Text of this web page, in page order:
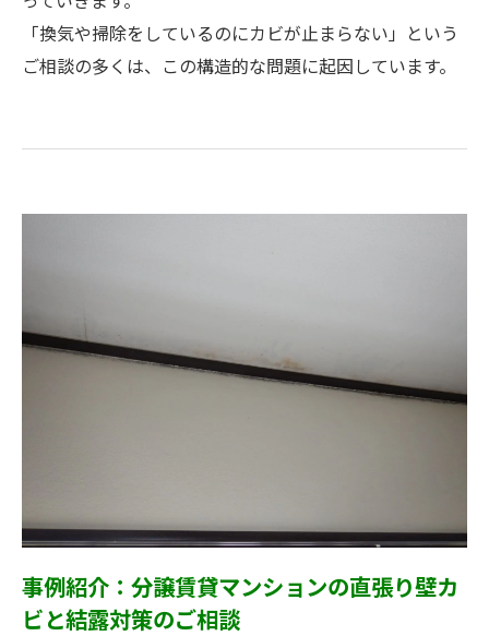
「換気や掃除をしているのにカビが止まらない」という
ご相談の多くは、この構造的な問題に起因しています。
事例紹介：分譲賃貸マンションの直張り壁カ
ビと結露対策のご相談